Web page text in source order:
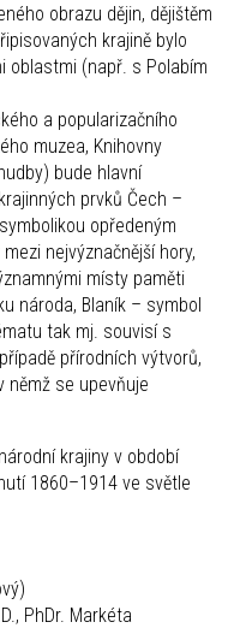
obrazu dějin, dějištěm
krajině bylo
oblastmi (např. s Polabím
a popularizačního
muzea, Knihovny
bude hlavní
prvků Čech –
opředeným
nejvýznačnější hory,
místy paměti
národa, Blaník – symbol
tak mj. souvisí s
přírodních výtvorů,
se upevňuje
krajiny v období
1860–1914 ve světle
PhDr. Markéta